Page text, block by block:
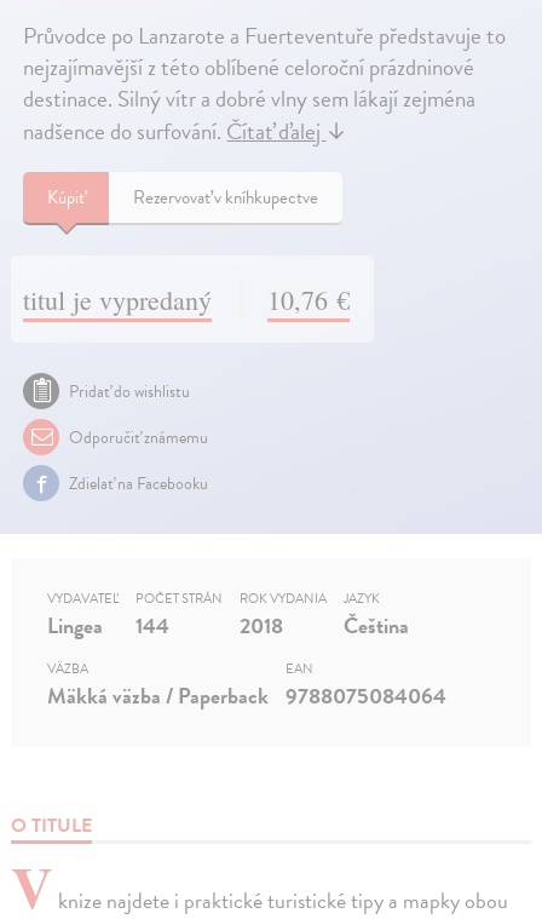
Průvodce po Lanzarote a Fuerteventuře představuje to
nejzajímavější z této oblíbené celoroční prázdninové
destinace. Silný vítr a dobré vlny sem lákají zejména
nadšence do surfování.Čítať ďalej↓
Kúpiť Rezervovať v kníhkupectve
titul je vypredaný 10,76 €
Pridať do wishlistu
Odporučiť známemu
Zdielať na Facebooku
O TITULE
V knize najdete i praktické turistické tipy a mapky obou
VYDAVATEĽ
Lingea
POČET STRÁN
144
ROK VYDANIA
2018
JAZYK
Čeština
VÄZBA
Mäkká väzba / Paperback
EAN
9788075084064